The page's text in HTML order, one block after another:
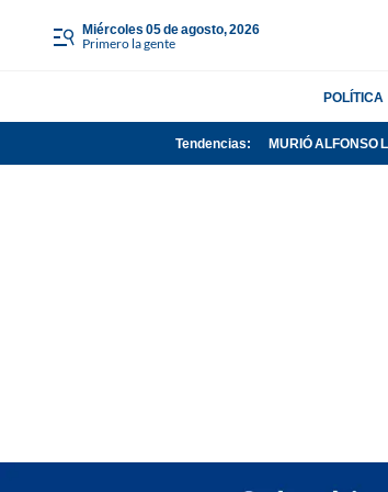
miércoles 05 de agosto, 2026
Primero la gente
POLÍTICA
Tendencias: MURIÓ ALFONSO